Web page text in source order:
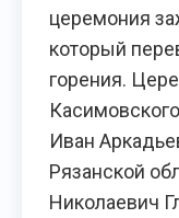
церемония
который
горения.
Иван
Рязанской
Николаевич